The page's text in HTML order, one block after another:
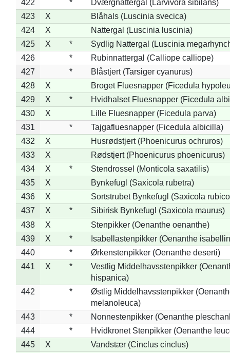
422
*
Dværgnattergal (Larvivora sibilans)
423
X
Blåhals (Luscinia svecica)
424
X
Nattergal (Luscinia luscinia)
425
X *
Sydlig Nattergal (Luscinia
426
*
Rubinnattergal (Calliope calliope)
427
*
Blåstjert (Tarsiger cyanurus)
428
X
Broget Fluesnapper (Ficedula
429
X *
Hvidhalset Fluesnapper (Ficedula
430
X
Lille Fluesnapper (Ficedula parva)
431
*
Tajgafluesnapper (Ficedula albicilla)
432
X
Husrødstjert (Phoenicurus ochruros)
433
X
Rødstjert (Phoenicurus phoenicurus)
434
X *
Stendrossel (Monticola saxatilis)
435
X
Bynkefugl (Saxicola rubetra)
436
X
Sortstrubet Bynkefugl (Saxicola
437
X *
Sibirisk Bynkefugl (Saxicola maurus)
438
X
Stenpikker (Oenanthe oenanthe)
439
X *
Isabellastenpikker (Oenanthe
440
*
Ørkenstenpikker (Oenanthe deserti)
441
X *
Vestlig Middelhavsstenpikker
hispanica)
442
*
Østlig Middelhavsstenpikker
melanoleuca)
443
*
Nonnestenpikker (Oenanthe
444
*
Hvidkronet Stenpikker (Oenanthe
445
X
Vandstær (Cinclus cinclus)